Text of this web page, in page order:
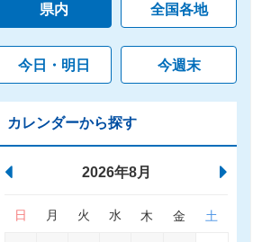
県内 全国各地
今日・明日 今週末
カレンダーから探す
2026年8月
日 月 火 水 木 金 土